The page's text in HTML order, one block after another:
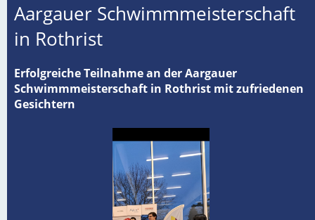
Aargauer Schwimmmeisterschaft
in Rothrist
Erfolgreiche Teilnahme an der Aargauer
Schwimmmeisterschaft in Rothrist mit zufriedenen
Gesichtern